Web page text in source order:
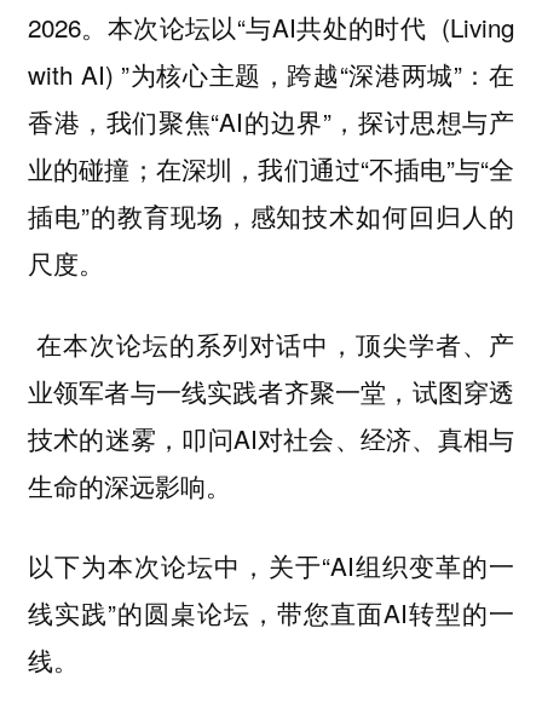
2026。本次论坛以“与AI共处的时代 (Living
with AI) ”为核心主题，跨越“深港两城”：在
香港，我们聚焦“AI的边界”，探讨思想与产
业的碰撞；在深圳，我们通过“不插电”与“全
插电”的教育现场，感知技术如何回归人的
尺度。
在本次论坛的系列对话中，顶尖学者、产
业领军者与一线实践者齐聚一堂，试图穿透
技术的迷雾，叩问AI对社会、经济、真相与
生命的深远影响。
以下为本次论坛中，关于“AI组织变革的一
线实践”的圆桌论坛，带您直面AI转型的一
线。